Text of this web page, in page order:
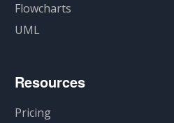
Flowcharts
UML
Resources
Pricing